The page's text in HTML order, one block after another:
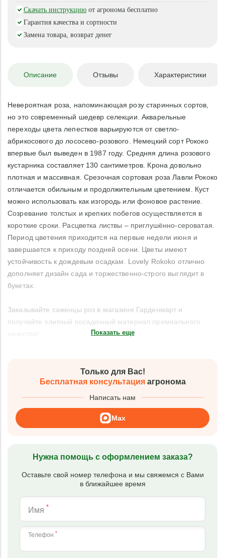
Скачать инструкцию от агронома бесплатно
Гарантия качества и сортности
Замена товара, возврат денег
Описание Отзывы Характеристики
Невероятная роза, напоминающая розу старинных сортов,
но это современный шедевр селекции. Акварельные
переходы цвета лепестков варьируются от светло-
абрикосового до лососево-розового. Немецкий сорт Рококо
впервые был выведен в 1987 году. Средняя длина розового
кустарника составляет 130 сантиметров. Крона довольно
плотная и массивная. Срезочная сортовая роза Лавли Рококо
отличается обильным и продолжительным цветением. Куст
можно использовать как изгородь или фоновое растение.
Созревание толстых и крепких побегов осуществляется в
короткие сроки. Расцветка листвы – приглушённо-сероватая.
Период цветения приходится на первые недели июня и
завершается к приходу поздней осени. Цветы имеют
устойчивость к дождевым осадкам. Lovely Rokoko отлично
дополняет дизайн сада и торжественно-строго выглядит в
букетах.
Заказывайте саженцы роз в магазине Гарденмарт и
получайте элитный посадочный материал премиального
Показать еще
Только для Вас!
Бесплатная консультацияагронома
Написать нам
Max
Нужна помощь с оформлением заказа?
Оставьте свой номер телефона и мы свяжемся с Вами
в ближайшее время
Имя *
Телефон *